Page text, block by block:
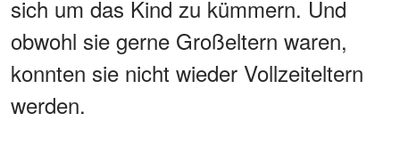
sich um das Kind zu kümmern. Und
obwohl sie gerne Großeltern waren,
konnten sie nicht wieder Vollzeiteltern
werden.